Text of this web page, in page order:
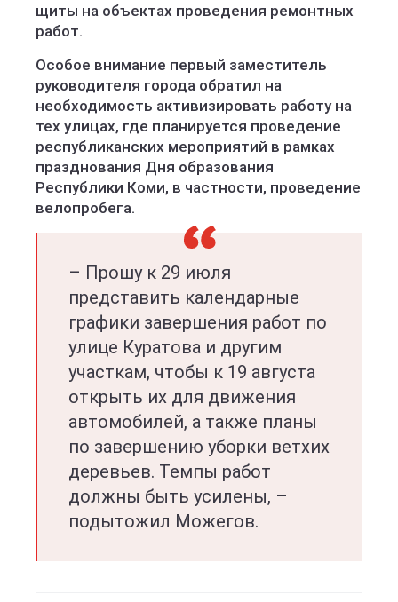
щиты на объектах проведения ремонтных
работ.
Особое внимание первый заместитель
руководителя города обратил на
необходимость активизировать работу на
тех улицах, где планируется проведение
республиканских мероприятий в рамках
празднования Дня образования
Республики Коми, в частности, проведение
велопробега.
– Прошу к 29 июля
представить календарные
графики завершения работ по
улице Куратова и другим
участкам, чтобы к 19 августа
открыть их для движения
автомобилей, а также планы
по завершению уборки ветхих
деревьев. Темпы работ
должны быть усилены, –
подытожил Можегов.